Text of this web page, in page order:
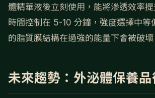
體精華液後立刻使用，能將滲透效率
時間控制在 5-10 分鐘，強度選擇中
的脂質膜結構在過強的能量下會被破壞
未來趨勢：外泌體保養